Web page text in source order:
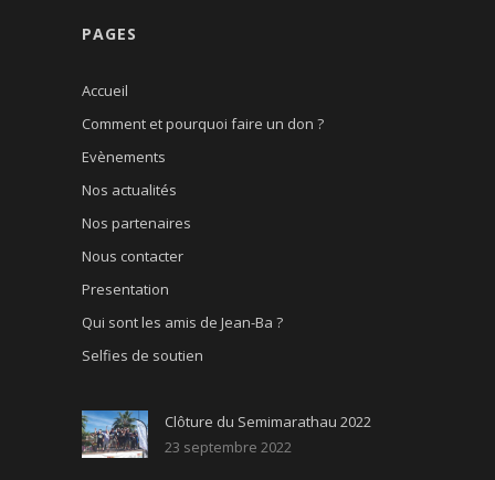
PAGES
Accueil
Comment et pourquoi faire un don ?
Evènements
Nos actualités
Nos partenaires
Nous contacter
Presentation
Qui sont les amis de Jean-Ba ?
Selfies de soutien
Clôture du Semimarathau 2022
23 septembre 2022